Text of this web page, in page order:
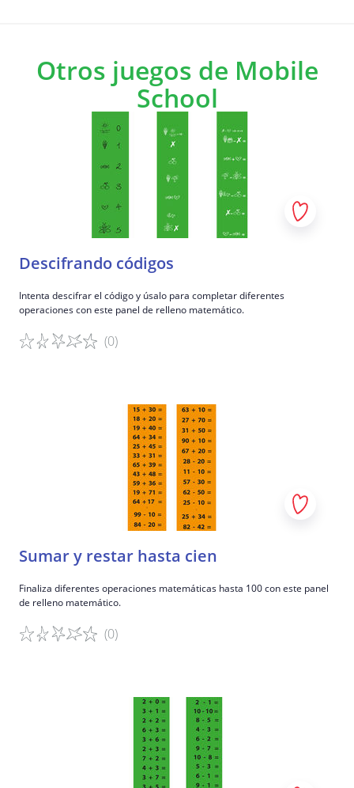
Otros juegos de Mobile
School
Descifrando códigos
Intenta descifrar el código y úsalo para completar diferentes
operaciones con este panel de relleno matemático.
(0)
Sumar y restar hasta cien
Finaliza diferentes operaciones matemáticas hasta 100 con este panel
de relleno matemático.
(0)